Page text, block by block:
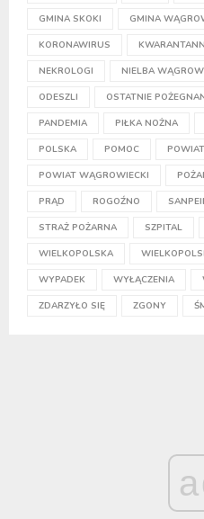
GMINA SKOKI GMINA
KORONAWIRUS
NEKROLOGI NIELBA
ODESZLI OSTATNIE
PANDEMIA PIŁKA NOŻNA
POLSKA POMOC
POWIAT WĄGROWIECKI
PRĄD ROGOŹNO
STRAŻ POŻARNA SZPITAL
WIELKOPOLSKA
WYPADEK WYŁĄCZENIA
ZDARZYŁO SIĘ ZGONY